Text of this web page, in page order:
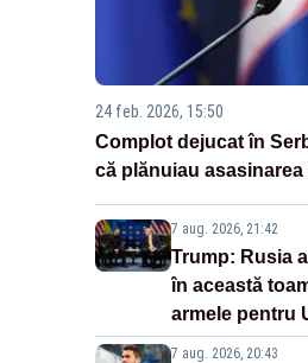
24 feb. 2026, 15:50
Complot dejucat în
că plănuiau
7 aug. 2026, 21:42
Trump: Rusia
în această
armele pentru
7 aug. 2026, 20:43